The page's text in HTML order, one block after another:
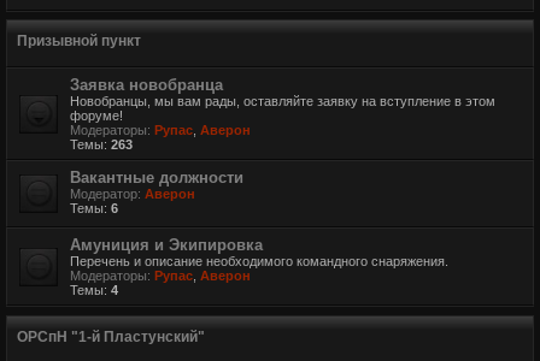
Призывной пункт
Заявка новобранца
Новобранцы, мы вам рады, оставляйте заявку на вступление в этом
форуме!
Модераторы: Рупас Аверон
Темы: 263
Вакантные должности
Модератор: Аверон
Темы: 6
Амуниция и Экипировка
Перечень и описание необходимого командного снаряжения.
Модераторы: Рупас Аверон
Темы: 4
ОРСпН "1-й Пластунский"